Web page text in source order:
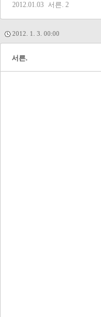
2012.01.03 서른. 2
2012. 1. 3. 00:00
서른.